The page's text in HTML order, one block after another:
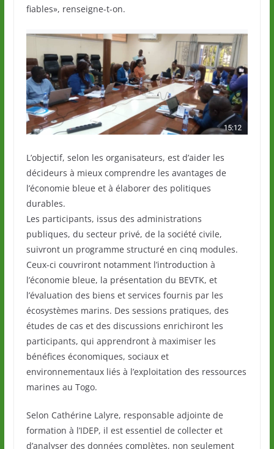
fiables», renseigne-t-on.
L’objectif, selon les organisateurs, est d’aider les
décideurs à mieux comprendre les avantages de
l’économie bleue et à élaborer des politiques
durables.
Les participants, issus des administrations
publiques, du secteur privé, de la société civile,
suivront un programme structuré en cinq modules.
Ceux-ci couvriront notamment l’introduction à
l’économie bleue, la présentation du BEVTK, et
l’évaluation des biens et services fournis par les
écosystèmes marins. Des sessions pratiques, des
études de cas et des discussions enrichiront les
participants, qui apprendront à maximiser les
bénéfices économiques, sociaux et
environnementaux liés à l’exploitation des ressources
marines au Togo.
Selon Cathérine Lalyre, responsable adjointe de
formation à l’IDEP, il est essentiel de collecter et
d’analyser des données complètes, non seulement